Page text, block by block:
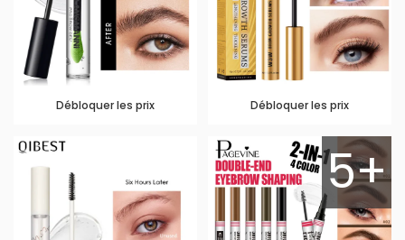
Débloquer les prix Débloquer les prix
5+